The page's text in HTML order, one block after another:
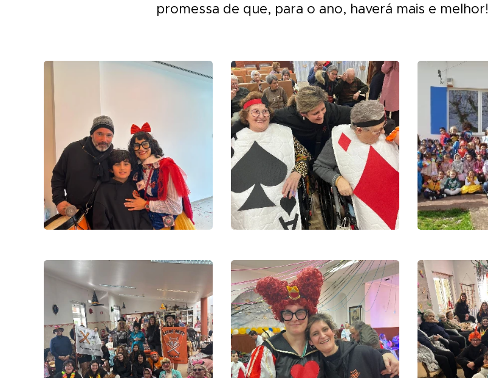
promessa de que, para o ano, haverá mais e melhor!